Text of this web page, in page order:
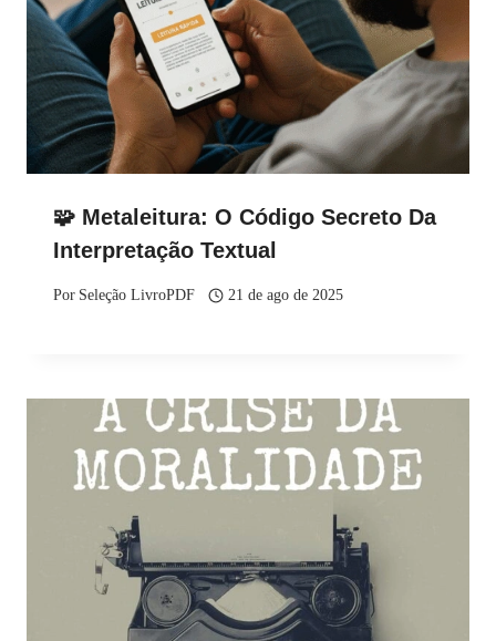
🧩 Metaleitura: O Código Secreto Da
Interpretação Textual
Por Seleção LivroPDF 21 de ago de 2025